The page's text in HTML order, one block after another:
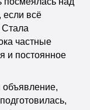
если всё
Стала
частные
и постоянное
объявление,